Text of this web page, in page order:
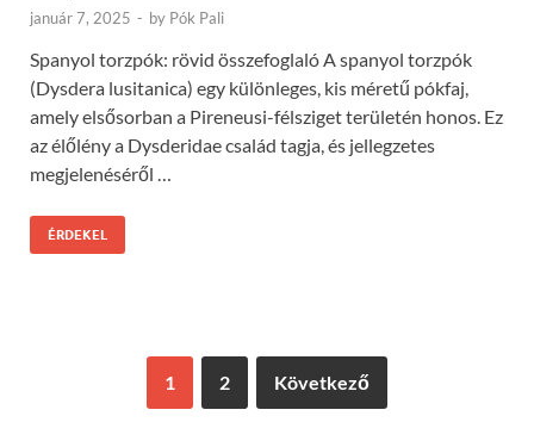
január 7, 2025 - by Pók Pali
Spanyol torzpók: rövid összefoglaló A spanyol torzpók
(Dysdera lusitanica) egy különleges, kis méretű pókfaj,
amely elsősorban a Pireneusi-félsziget területén honos. Ez
az élőlény a Dysderidae család tagja, és jellegzetes
megjelenéséről …
ÉRDEKEL
1 2 Következő